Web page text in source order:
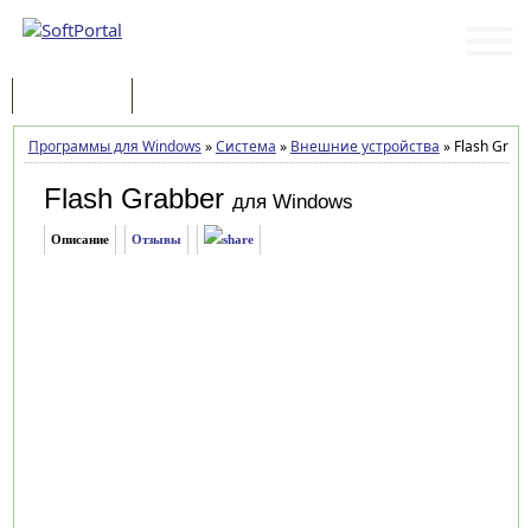
Программы для Windows »Система » Внешние устройства »Flash
Flash Grabber для Windows
Описание Отзывы